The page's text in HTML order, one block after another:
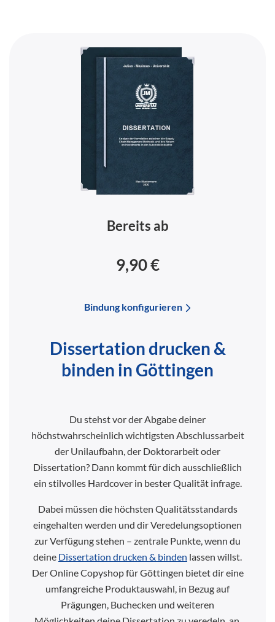
Bereits ab
9,90 €
Bindung konfigurieren
Dissertation drucken &
binden in Göttingen
Du stehst vor der Abgabe deiner
höchstwahrscheinlich wichtigsten Abschlussarbeit
der Unilaufbahn, der Doktorarbeit oder
Dissertation? Dann kommt für dich ausschließlich
ein stilvolles Hardcover in bester Qualität infrage.
Dabei müssen die höchsten Qualitätsstandards
eingehalten werden und dir Veredelungsoptionen
zur Verfügung stehen – zentrale Punkte, wenn du
deine Dissertation drucken & binden lassen willst.
Der Online Copyshop für Göttingen bietet dir eine
umfangreiche Produktauswahl, in Bezug auf
Prägungen, Buchecken und weiteren